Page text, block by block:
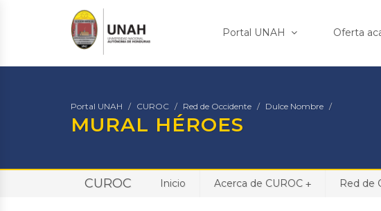
Portal UNAH Oferta
Portal UNAH CUROC Red de Occidente Dulce Nombre
MURAL HÉROES
CUROC Inicio +
Acerca de CUROC Red de